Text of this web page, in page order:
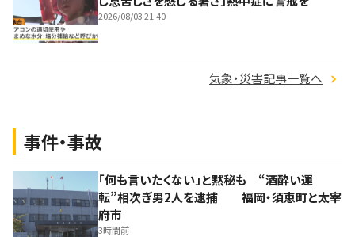
2026/08/03 21:40
気象・災害記事一覧へ
事件・事故
「何も言いたくない」と黙秘も “酒酔い運
転”相次ぎ男2人を逮捕 福岡・須恵町と太宰
府市
3時間前